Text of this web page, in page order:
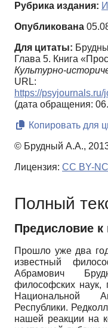
Рубрика издания:
Опубликована
Для цитаты:
Глава 5. Книга
Культурно-
URL:
https://
(дата обращения:
Копировать для
© Брудный А.А.,
Лицензия: CC BY-
Полный
Предисловие к
Прошло уже два
известный
Абрамович
философских наук,
Национальной
Республики.
нашей реакции на